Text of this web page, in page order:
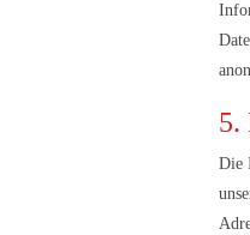
5.
Die